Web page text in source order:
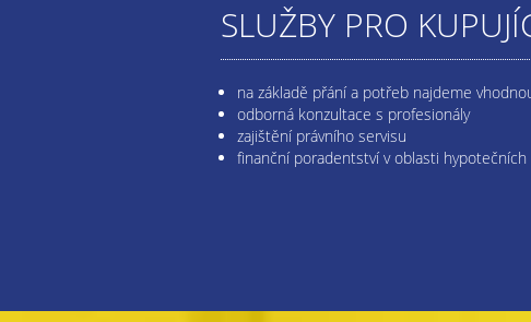
SLUŽBY PRO
na základě přání a potřeb najdeme
odborná konzultace s profesionály
zajištění právního servisu
finanční poradentství v oblasti hypotečních